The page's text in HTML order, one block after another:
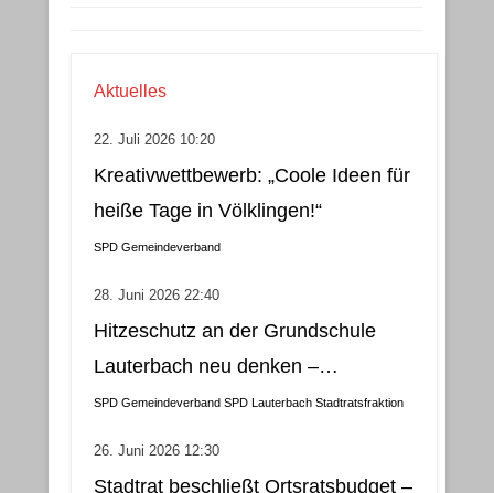
Aktuelles
22. Juli 2026 10:20
Kreativwettbewerb: „Coole Ideen für
heiße Tage in Völklingen!“
SPD Gemeindeverband
28. Juni 2026 22:40
Hitzeschutz an der Grundschule
Lauterbach neu denken –
Klimatisierung als wirtschaftliche
SPD Gemeindeverband SPD Lauterbach Stadtratsfraktion
26. Juni 2026 12:30
Stadtrat beschließt Ortsratsbudget –